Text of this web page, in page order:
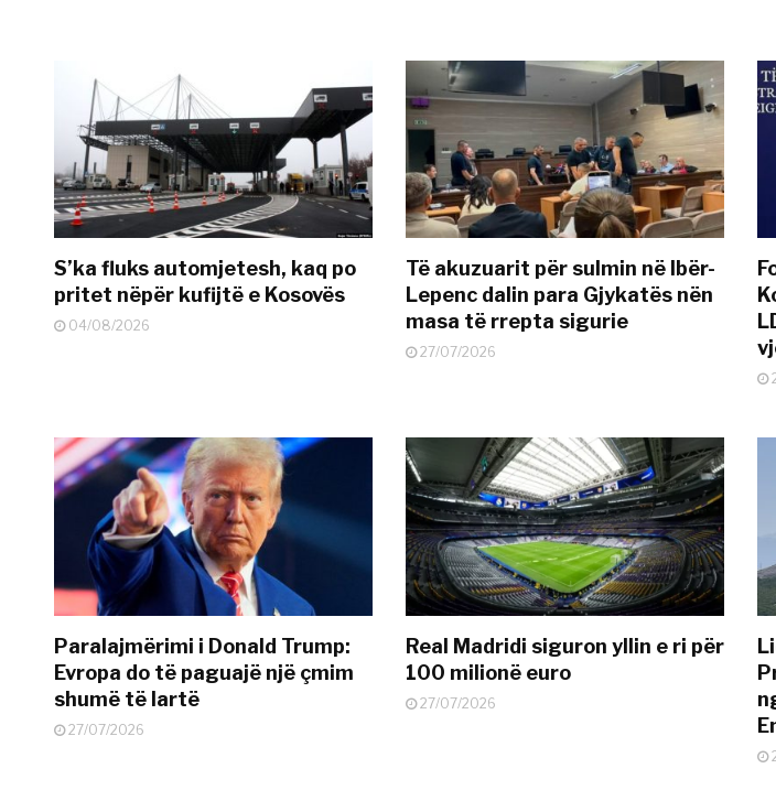
S’ka fluks automjetesh, kaq po
pritet nëpër kufijtë e Kosovës
04/08/2026
Të akuzuarit për sulmin në Ibër-
Lepenc dalin para Gjykatës nën
masa të rrepta sigurie
27/07/2026
Paralajmërimi i Donald Trump:
Evropa do të paguajë një çmim
shumë të lartë
27/07/2026
Real Madridi siguron yllin e ri për
100 milionë euro
27/07/2026